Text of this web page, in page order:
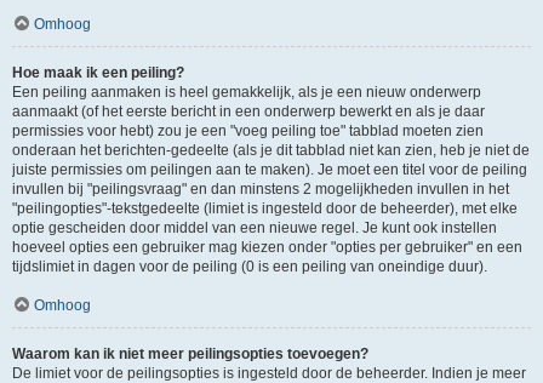
Omhoog
Hoe maak ik een peiling?
Een peiling aanmaken is heel gemakkelijk, als je een nieuw onderwerp
aanmaakt (of het eerste bericht in een onderwerp bewerkt en als je daar
permissies voor hebt) zou je een "voeg peiling toe" tabblad moeten zien
onderaan het berichten-gedeelte (als je dit tabblad niet kan zien, heb je niet de
juiste permissies om peilingen aan te maken). Je moet een titel voor de peiling
invullen bij "peilingsvraag" en dan minstens 2 mogelijkheden invullen in het
"peilingopties"-tekstgedeelte (limiet is ingesteld door de beheerder), met elke
optie gescheiden door middel van een nieuwe regel. Je kunt ook instellen
hoeveel opties een gebruiker mag kiezen onder "opties per gebruiker" en een
tijdslimiet in dagen voor de peiling (0 is een peiling van oneindige duur).
Omhoog
Waarom kan ik niet meer peilingsopties toevoegen?
De limiet voor de peilingsopties is ingesteld door de beheerder. Indien je meer